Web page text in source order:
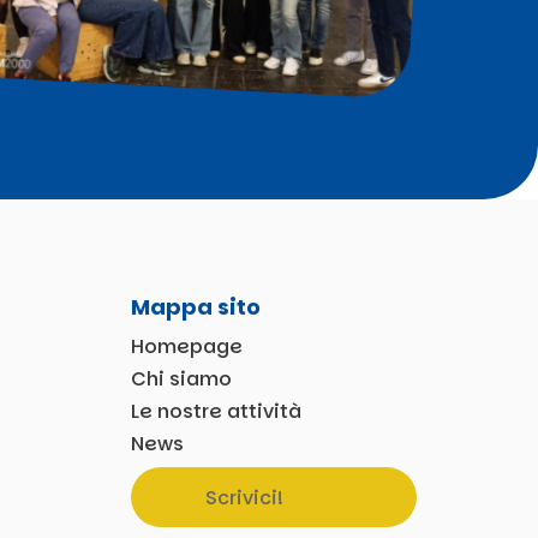
Mappa sito
Homepage
Chi siamo
Le nostre attività
News
Scrivici!